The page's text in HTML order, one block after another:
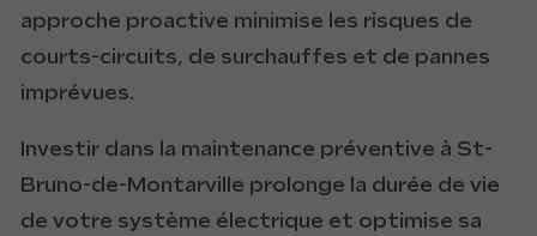
approche proactive minimise les risques de
courts-circuits, de surchauffes et de pannes
imprévues.
Investir dans la maintenance préventive à St-
Bruno-de-Montarville prolonge la durée de vie
de votre système électrique et optimise sa